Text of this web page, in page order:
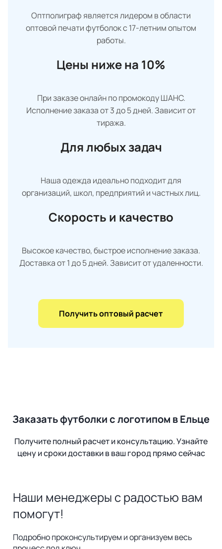
Оптполиграф является лидером в области
оптовой печати футболок с 17-летним опытом
работы.
Цены ниже на 10%
При заказе онлайн по промокоду ШАНС.
Исполнение заказа от 3 до 5 дней. Зависит от
тиража.
Для любых задач
Наша одежда идеально подходит для
организаций, школ, предприятий и частных лиц.
Скорость и качество
Высокое качество, быстрое исполнение заказа.
Доставка от 1 до 5 дней. Зависит от удаленности.
Получить оптовый расчет
Заказать футболки с логотипом в Ельце
Получите полный расчет и консультацию. Узнайте
цену и сроки доставки в ваш город прямо сейчас
Наши менеджеры с радостью вам
помогут!
Подробно проконсультируем и организуем весь